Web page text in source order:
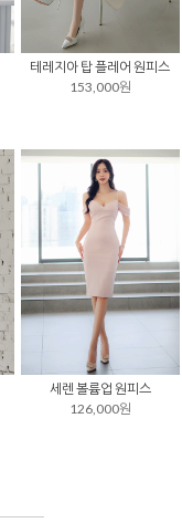
테레지아 탑 플레어 원피스
153,000원
세렌 볼륨업 원피스
126,000원